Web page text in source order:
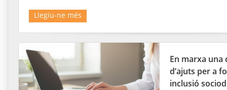
Llegiu-ne més
En marxa
d’ajuts per a
inclusió